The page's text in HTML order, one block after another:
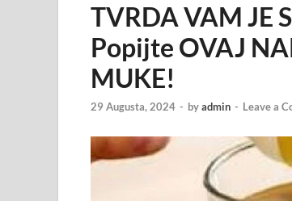
TVRDA VAM JE
Popijte OVAJ
MUKE!
29 Augusta, 2024 - byadmin - Leave a